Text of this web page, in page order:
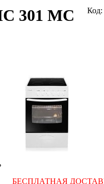
Код:
301 МС
БЕСПЛАТНАЯ